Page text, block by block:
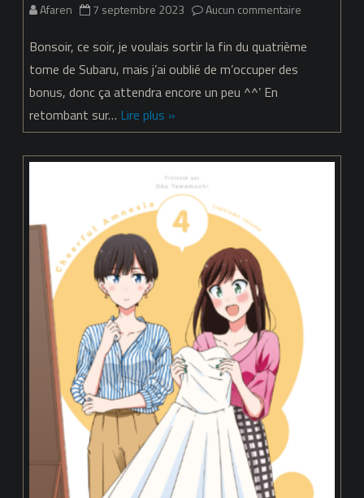
Afaren 7 septembre 2023 Aucun commentaire
Bonsoir, ce soir, je voulais sortir la fin du quatrième
tome de Subaru, mais j’ai oublié de m’occuper des
bonus, donc ça attendra encore un peu ^^’ En
retombant sur… Lire plus »